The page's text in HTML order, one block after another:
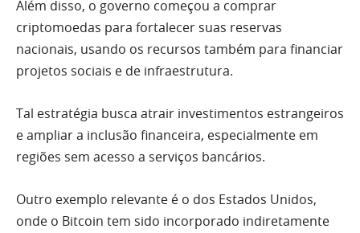
Além disso, o governo começou a comprar
criptomoedas para fortalecer suas reservas
nacionais, usando os recursos também para financiar
projetos sociais e de infraestrutura.
Tal estratégia busca atrair investimentos estrangeiros
e ampliar a inclusão financeira, especialmente em
regiões sem acesso a serviços bancários.
Outro exemplo relevante é o dos Estados Unidos,
onde o Bitcoin tem sido incorporado indiretamente